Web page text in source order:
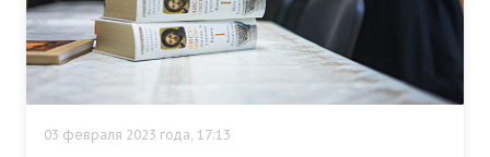
03 февраля 2023 года, 17:13